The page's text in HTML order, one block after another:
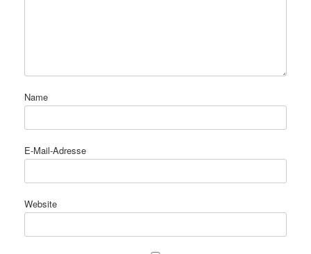
Name
E-Mail-Adresse
Website